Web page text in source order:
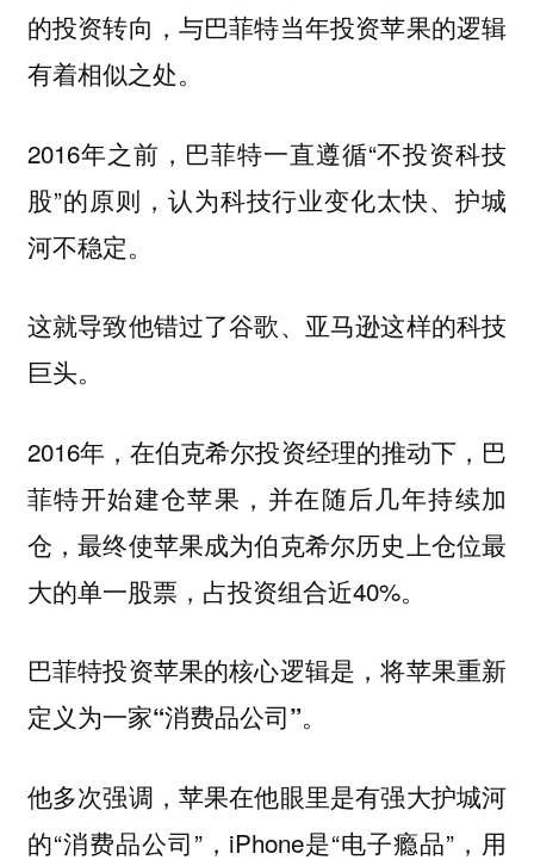
的投资转向，与巴菲特当年投资苹果的逻辑
有着相似之处。
2016年之前，巴菲特一直遵循“不投资科技
股”的原则，认为科技行业变化太快、护城
河不稳定。
这就导致他错过了谷歌、亚马逊这样的科技
巨头。
2016年，在伯克希尔投资经理的推动下，巴
菲特开始建仓苹果，并在随后几年持续加
仓，最终使苹果成为伯克希尔历史上仓位最
大的单一股票，占投资组合近40%。
巴菲特投资苹果的核心逻辑是，将苹果重新
定义为一家“消费品公司”。
他多次强调，苹果在他眼里是有强大护城河
的“消费品公司”，iPhone是“电子瘾品”，用